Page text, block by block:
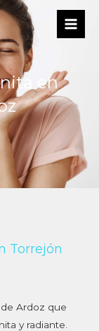
en
Torrejón
Ardoz que
y radiante.